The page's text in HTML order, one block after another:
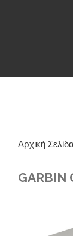
Αρχική Σελίδα
GARBIN